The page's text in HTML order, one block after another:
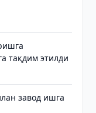
тақдим этилди
завод ишга